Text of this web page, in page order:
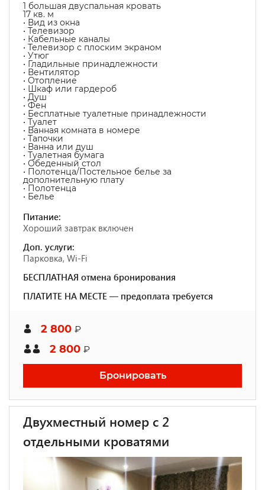
1 большая двуспальная кровать
17 кв. м
• Вид из окна
• Телевизор
• Кабельные каналы
• Телевизор с плоским экраном
• Утюг
• Гладильные принадлежности
• Вентилятор
• Отопление
• Шкаф или гардероб
• Душ
• Фен
• Бесплатные туалетные принадлежности
• Туалет
• Ванная комната в номере
• Тапочки
• Ванна или душ
• Туалетная бумага
• Обеденный стол
• Полотенца/Постельное белье за
дополнительную плату
• Полотенца
• Белье
Питание:
Хороший завтрак включен
Доп. услуги:
Парковка, Wi-Fi
БЕСПЛАТНАЯ отмена бронирования
ПЛАТИТЕ НА МЕСТЕ — предоплата требуется
2 800 ₽
2 800 ₽
Бронировать
Двухместный номер с 2
отдельными кроватями